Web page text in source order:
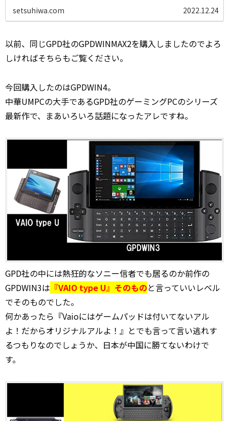
setsuhiwa.com 2022.12.24
以前、同じGPD社のGPDWINMAX2を購入しましたのでよろ
しければそちらもご覧ください。
今回購入したのはGPDWIN4。
中華UMPCの大手であるGPD社のゲーミングPCのシリーズ
最新作で、まあいろいろ話題になったアレですね。
GPD社の中には熱狂的なソニー信者でも居るのか前作の
GPDWIN3は 『VAIO type U』そのものと言っていいレベル
でそのものでした。
何かあったら『Vaioにはゲームパッドは付いてないアル
よ！だからオリジナルアルよ！』とでも言って言い逃れす
るつもりなのでしょうか、日本が中国に勝てないわけで
す。